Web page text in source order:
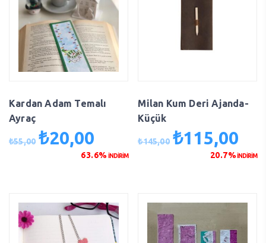
Kardan Adam Temalı
Ayraç
₺55,00 Orijinal
₺20,00
andaki
63.6% İNDİRİM
Milan Kum Deri Ajanda-
Küçük
₺145,00 Orijinal
₺115,00
20.7%İNDİRİM